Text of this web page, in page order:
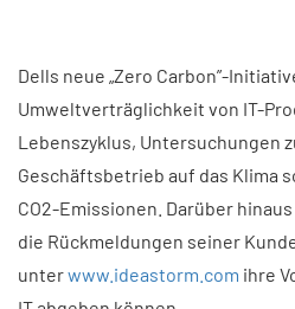
Dells neue „Zero Carbon”-
Umweltverträglichkeit von IT-
Lebenszyklus, Untersuchungen
Geschäftsbetrieb auf das Klima
CO2-Emissionen. Darüber
die Rückmeldungen seiner
unterwww.ideastorm.com ihre